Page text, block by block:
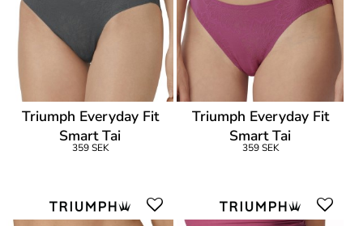
Triumph Everyday Fit
Smart Tai
359 SEK
Triumph Everyday Fit
Smart Tai
359 SEK